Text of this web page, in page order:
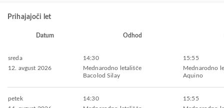
Prihajajoči let
Datum Odhod
sreda
12. avgust 2026
14:30
Mednarodno letališče
Bacolod Silay
15:55
Mednarodno
Aquino
petek
14:30
15:55